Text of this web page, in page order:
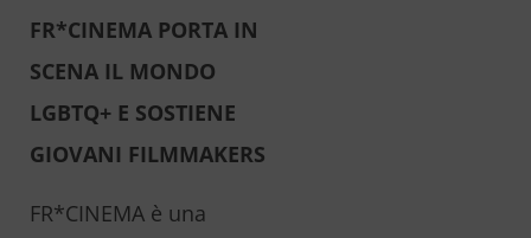
FR*CINEMA PORTA IN
SCENA IL MONDO
LGBTQ+ E SOSTIENE
GIOVANI FILMMAKERS
FR*CINEMA è una